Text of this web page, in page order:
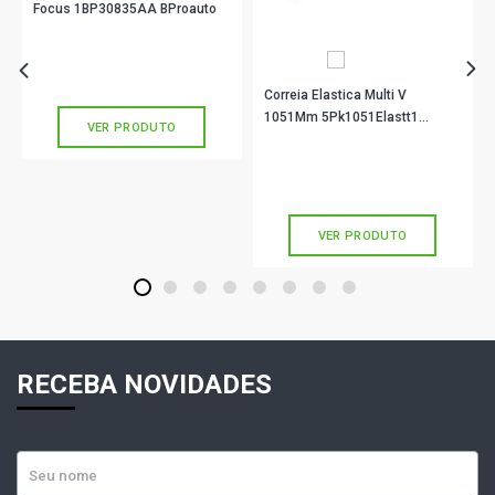
Focus 1BP30835AA BProauto
VER PRODUTO
Correia Elastica Multi V
1051Mm 5Pk1051Elastt1
VER PRODUTO
1 2 3 4 5 6 7 8
RECEBA NOVIDADES